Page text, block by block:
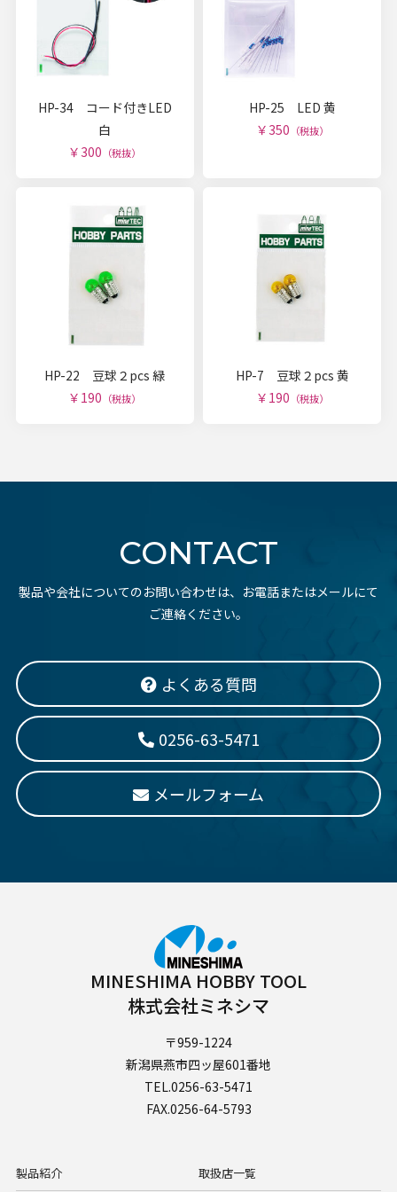
HP-34 コード付きLED
白
￥300 （税抜）
HP-25 LED 黄
￥350 （税抜）
HP-22 豆球２pcs 緑
￥190 （税抜）
HP-7 豆球２pcs 黄
￥190 （税抜）
CONTACT
製品や会社についてのお問い合わせは、お電話またはメールにて
ご連絡ください。
よくある質問
0256-63-5471
メールフォーム
MINESHIMA HOBBY TOOL
株式会社ミネシマ
〒959-1224
新潟県燕市四ッ屋601番地
TEL.0256-63-5471
FAX.0256-64-5793
製品紹介 取扱店一覧